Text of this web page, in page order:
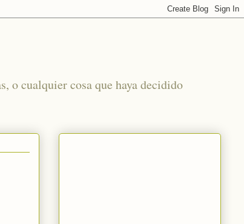
o cualquier cosa que haya decidido